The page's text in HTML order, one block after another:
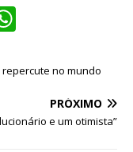
at
A
no mundo
PRÓXIMO
e um otimista”